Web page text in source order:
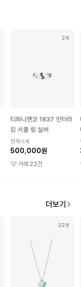
2개
티파니앤코 1837 인터라
킹 서클 링 실버
현재시세
500,000원
거래 22건
더보기
22개